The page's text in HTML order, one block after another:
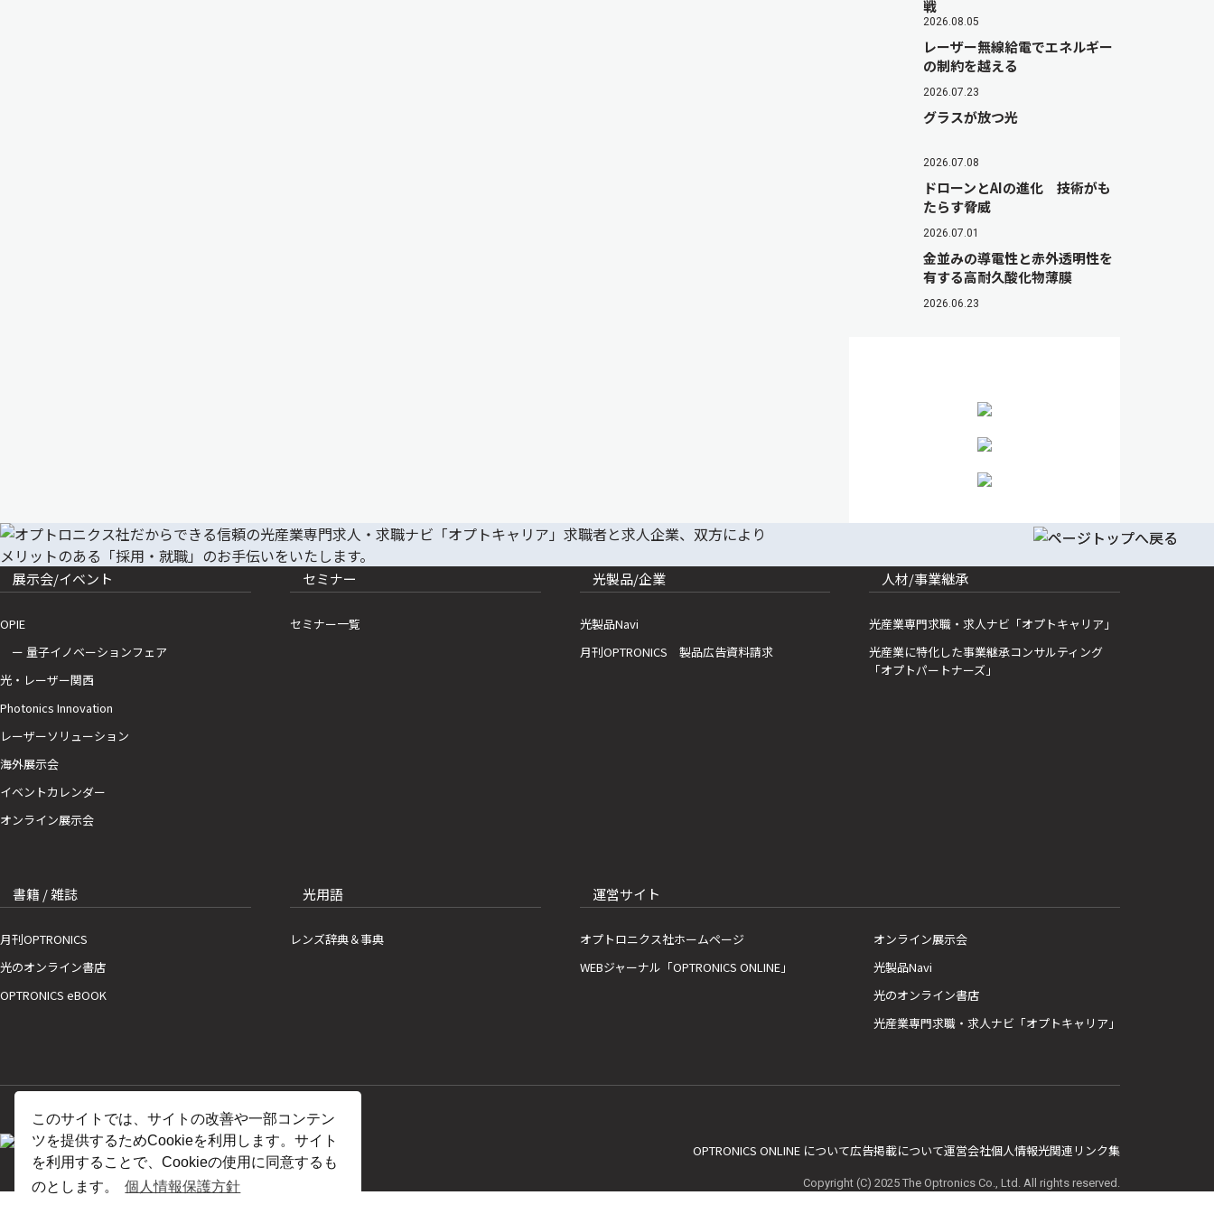
このサイトでは、サイトの改善や一部コンテン
ツを提供するためCookieを利用します。サイト
を利用することで、Cookieの使用に同意するも
のとします。
個人情報保護方針
戦
2026.08.05
レーザー無線給電でエネルギー
の制約を越える
2026.07.23
グラスが放つ光
2026.07.08
ドローンとAIの進化 技術がも
たらす脅威
2026.07.01
金並みの導電性と赤外透明性を
有する高耐久酸化物薄膜
2026.06.23
展示会/イベント
OPIE
ー 量子イノベーションフェア
光・レーザー関西
Photonics Innovation
レーザーソリューション
海外展示会
イベントカレンダー
オンライン展示会
セミナー
セミナー一覧
光製品/企業
光製品Navi
月刊OPTRONICS 製品広告資料請求
人材/事業継承
光産業専門求職・求人ナビ「オプトキャリア」
光産業に特化した事業継承コンサルティング
「オプトパートナーズ」
書籍 / 雑誌
月刊OPTRONICS
光のオンライン書店
OPTRONICS eBOOK
光用語
レンズ辞典＆事典
運営サイト
オプトロニクス社ホームページ
WEBジャーナル「OPTRONICS ONLINE」
オンライン展示会
光製品Navi
光のオンライン書店
光産業専門求職・求人ナビ「オプトキャリア」
OPTRONICS ONLINE について広告掲載について運営会社個人情報光関連リンク集
Copyright (C) 2025 The Optronics Co., Ltd. All rights reserved.